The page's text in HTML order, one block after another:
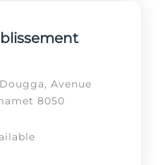
Avenue
8050